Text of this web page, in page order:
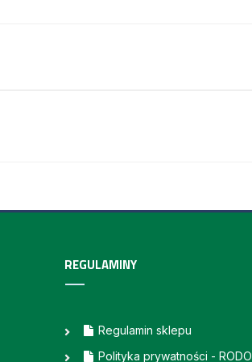
REGULAMINY
Regulamin sklepu
Polityka prywatności - RODO